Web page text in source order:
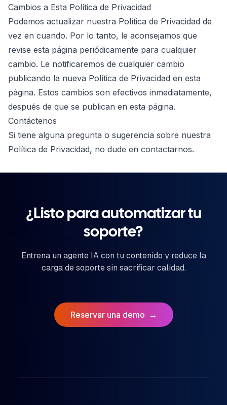
Cambios a Esta Política de Privacidad
Podemos actualizar nuestra Política de Privacidad de
vez en cuando. Por lo tanto, le aconsejamos que
revise esta página periódicamente para cualquier
cambio. Le notificaremos de cualquier cambio
publicando la nueva Política de Privacidad en esta
página. Estos cambios son efectivos inmediatamente,
después de que se publican en esta página.
Contáctenos
Si tiene alguna pregunta o sugerencia sobre nuestra
Política de Privacidad, no dude en contactarnos.
¿Listo para automatizar tu
soporte?
Entrena un agente IA con tu contenido y reduce la
carga de soporte sin sacrificar calidad.
Reservar una demo →